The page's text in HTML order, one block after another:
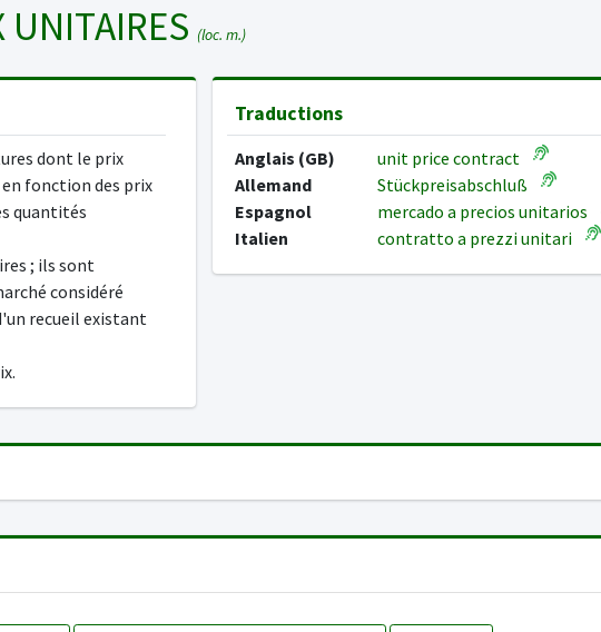
UNITAIRES (loc. m.)
dont le prix
fonction des prix
quantités
; ils sont
considéré
recueil existant
Traductions
Anglais (GB)
unit price contract
Allemand
Stückpreisabschluß
Espagnol
mercado a precios unitarios
Italien
contratto a prezzi unitari